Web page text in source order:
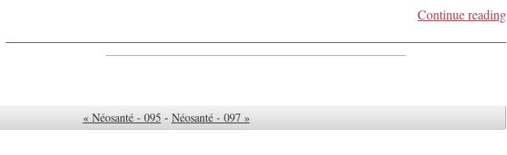
Continue reading
« Néosanté - 095 - Néosanté - 097 »